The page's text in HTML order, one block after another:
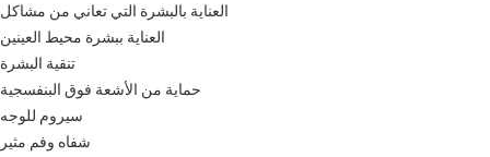
العناية بالبشرة التي تعاني من مشاكل
العناية ببشرة محيط العينين
تنقية البشرة
حماية من الأشعة فوق البنفسجية
سيروم للوجه
شفاه وفم مثير